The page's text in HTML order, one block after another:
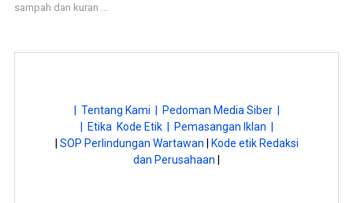
sampah dan kuran ...
| Tentang Kami |
Pedoman Media Siber |
| Etika Kode Etik |
Pemasangan Iklan |
SOP Perlindungan Wartawan
Kode etik Redaksi
dan Perusahaan